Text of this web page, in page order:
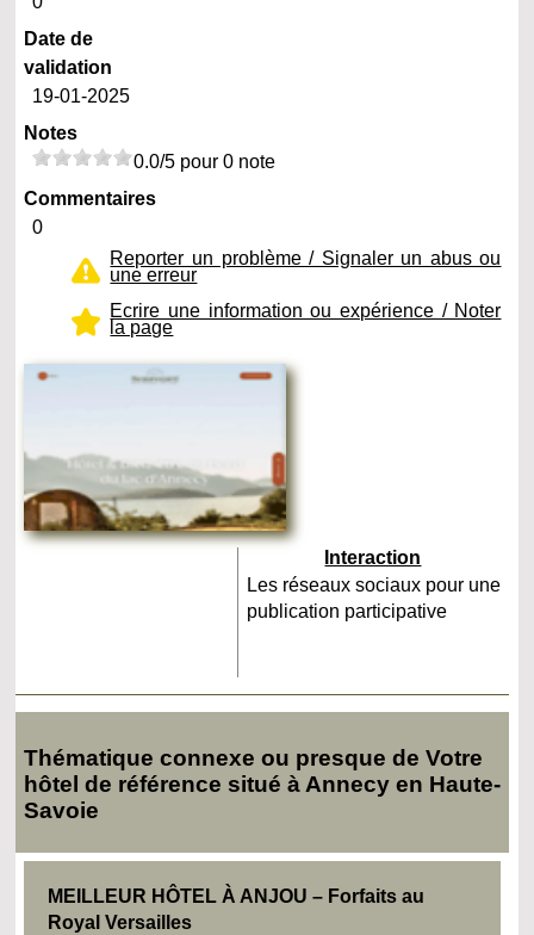
Date de
validation
19-01-2025
Notes
0.0/5 pour 0 note
Commentaires
0
Reporter un problème / Signaler un abus ou
une erreur
Ecrire une information ou expérience / Noter
la page
Interaction
Les réseaux sociaux pour une
publication participative
Thématique connexe ou presque de Votre
hôtel de référence situé à Annecy en Haute-
Savoie
MEILLEUR HÔTEL À ANJOU – Forfaits au
Royal Versailles